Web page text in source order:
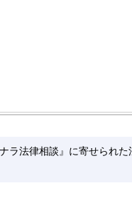
ラ法律相談』に寄せられ